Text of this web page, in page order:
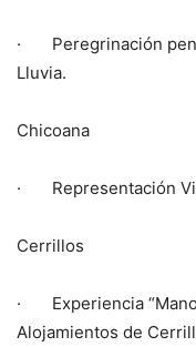
· Peregrinación
Lluvia.
Chicoana
· Representación
Cerrillos
· Experiencia
Alojamientos de